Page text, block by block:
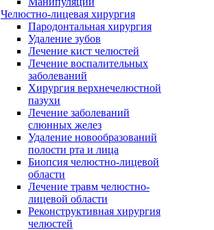
Челюстно-лицевая хирургия
Пародонтальная хирургия
Удаление зубов
Лечение кист челюстей
Лечение воспалительных
заболеваний
Хирургия верхнечелюстной
пазухи
Лечение заболеваний
слюнных желез
Удаление новообразований
полости рта и лица
Биопсия челюстно-лицевой
области
Лечение травм челюстно-
лицевой области
Реконструктивная хирургия
челюстей